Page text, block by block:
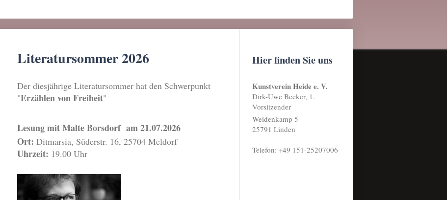
Literatursommer 2026
Der diesjährige Literatursommer hat den Schwerpunkt
"Erzählen von Freiheit"
Lesung mit Malte Borsdorf am 21.07.2026
Ort: Ditmarsia, Süderstr. 16, 25704 Meldorf
Uhrzeit: 19.00 Uhr
Hier finden Sie uns
Kunstverein Heide e. V.
Dirk-Uwe Becker, 1.
Vorsitzender
Weidenkamp 5
25791 Linden
Telefon: +49 151-25207006